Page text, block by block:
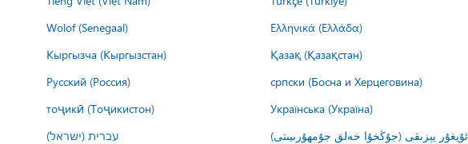
Wolof (Senegaal) Ελληνικά (Ελλάδα)
Кыргызча (Кыргызстан) Қазақ (Қазақстан)
Русский (Россия) српски (Босна и Херцеговина)
тоҷикӣ (Тоҷикистон) Українська (Україна)
עברית (ישראל) ئۇيغۇر يېزىقى (جۇڭخۇا خەلق جۇمھۇرىيىتى)